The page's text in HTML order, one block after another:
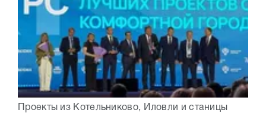
Проекты из Котельниково, Иловли и станицы